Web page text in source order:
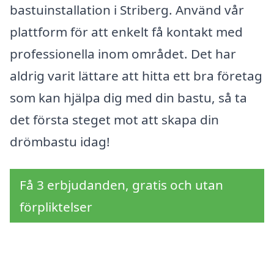
bastuinstallation i Striberg. Använd vår
plattform för att enkelt få kontakt med
professionella inom området. Det har
aldrig varit lättare att hitta ett bra företag
som kan hjälpa dig med din bastu, så ta
det första steget mot att skapa din
drömbastu idag!
Få 3 erbjudanden, gratis och utan
förpliktelser